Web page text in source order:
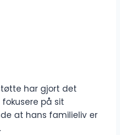
har gjort det
på sit
at hans familieliv er